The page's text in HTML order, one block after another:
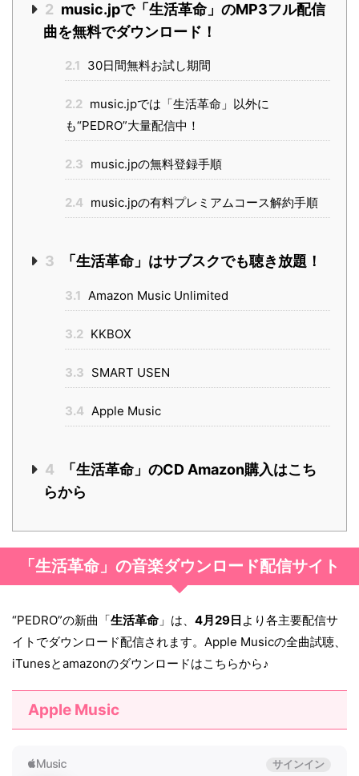
2 music.jpで「生活革命」のMP3フル配信
曲を無料でダウンロード！
2.1 30日間無料お試し期間
2.2 music.jpでは「生活革命」以外に
も“PEDRO”大量配信中！
2.3 music.jpの無料登録手順
2.4 music.jpの有料プレミアムコース解約手順
3 「生活革命」はサブスクでも聴き放題！
3.1 Amazon Music Unlimited
3.2 KKBOX
3.3 SMART USEN
3.4 Apple Music
4
「生活革命」のCD Amazon購入はこち
らから
「生活革命」の音楽ダウンロード配信サイト
“PEDRO”の新曲「生活革命 」は、 4月29日 より各主要配信サ
イトでダウンロード配信されます。Apple Musicの全曲試聴、
iTunesとamazonのダウンロードはこちらから♪
Apple Music